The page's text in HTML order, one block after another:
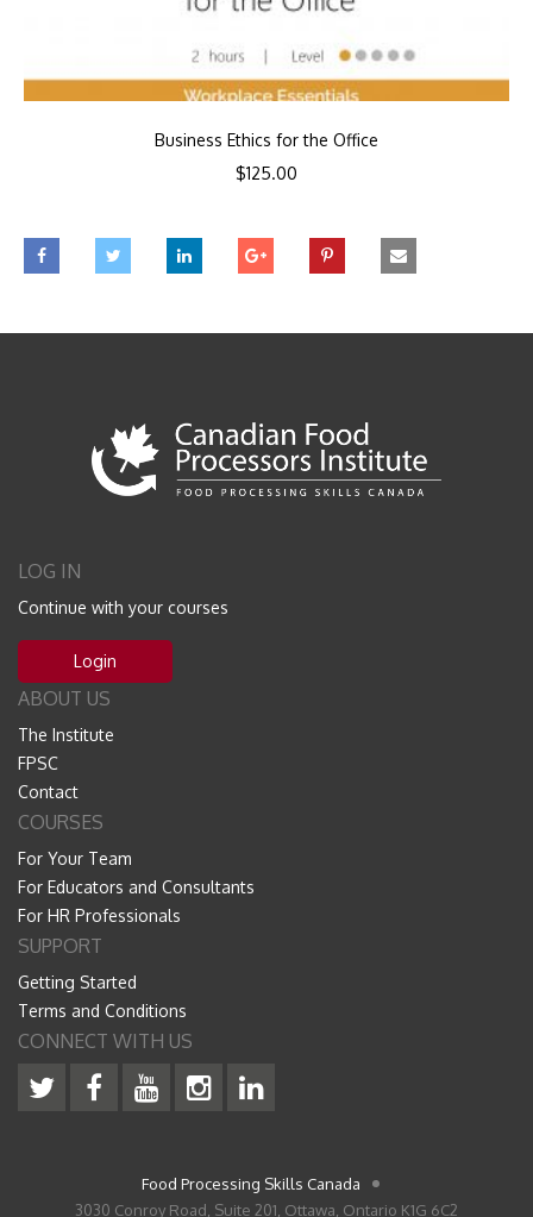
Business Ethics for the Office
$125.00
LOG IN
Continue with your courses
Login
ABOUT US
The Institute
FPSC
Contact
COURSES
For Your Team
For Educators and Consultants
For HR Professionals
SUPPORT
Getting Started
Terms and Conditions
CONNECT WITH US
Food Processing Skills Canada
3030 Conroy Road, Suite 201, Ottawa, Ontario K1G 6C2